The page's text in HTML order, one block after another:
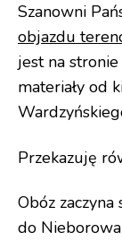
Szanowni
objazdu
jest na
materiały od
Przekazuję
Obóz zaczyna
do